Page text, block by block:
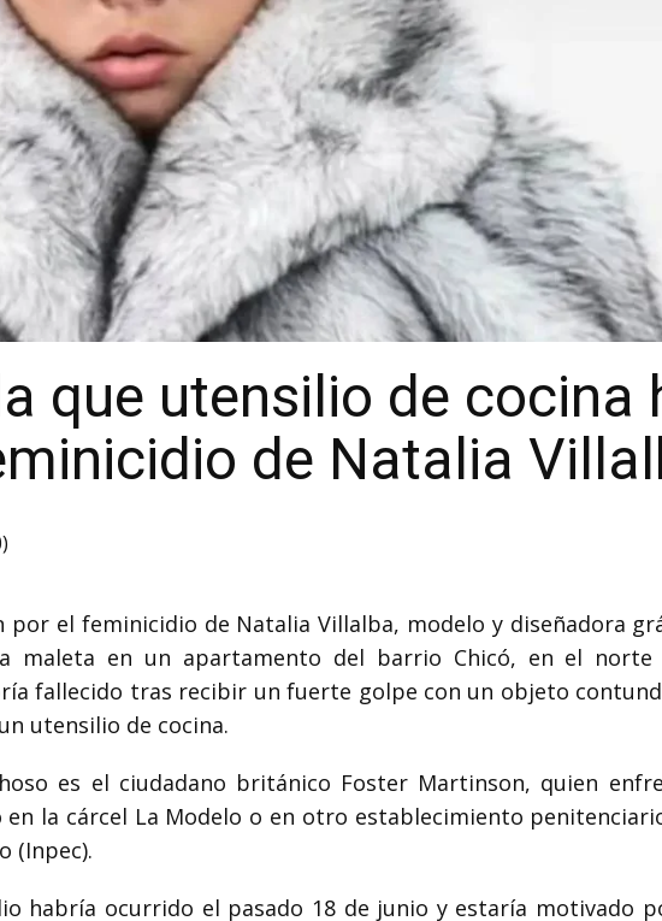
que utensilio de cocina
de Natalia
por el feminicidio de Natalia Villalba, modelo y diseñadora
maleta en un apartamento del barrio Chicó, en el norte
fallecido tras recibir un fuerte golpe con un objeto
utensilio de cocina.
es el ciudadano británico Foster Martinson, quien
la cárcel La Modelo o en otro establecimiento
(Inpec).
habría ocurrido el pasado 18 de junio y estaría motivado